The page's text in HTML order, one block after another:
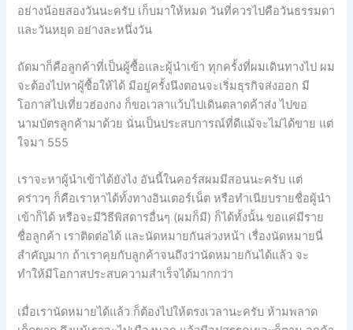
อย่างน้อยสองวันนะครับ เก็บมาให้หมด วันที่ควรไปคือวันธรรมดา
และวันหยุด อย่างละหนึ่งวัน
ถัดมาก็คือลูกค้าที่เป็นผู้ซื้อและผู้นำเข้า ทุกครั้งที่ผมเดินทางไป ผม
จะต้องไปหาผู้ซื้อให้ได้ มีอยู่ครั้งนึงตอนจะเริ่มธุรกิจส่งออก มี
โอกาสไปเที่ยวฮ่องกง ก็ขอเวลาแว้บไปเดินตลาดค้าส่ง ไปขอ
นามบัตรลูกค้ามาด้วย นั่นเป็นประสบการณ์ที่ดีแม้จะไม่ได้ขาย แต่
ใจมา 555
เราจะหาผู้นำเข้าได้ยังไง อันนี้ในคอร์สผมมีสอนนะครับ แต่
คร่าวๆ ก็คือเราหาได้ทั้งทางอินเตอร์เน็ต หรือทำเนียบรายชื่อผู้นำ
เข้าก็ได้ หรือจะมีวิธีพิสดารอื่นๆ (ผมก็มี) ก็ได้ทั้งนั้น ขอแค่มีราย
ชื่อลูกค้า เราติดต่อได้ และนัดหมายกันล่วงหน้า เรื่องนัดหมายนี่
สำคัญมาก ถ้าเราคุยกับลูกค้าจนถึงว่านัดหมายกันได้แล้ว จะ
ทำให้มีโอกาสประสบความสำเร็จได้มากกว่า
เมื่อเรานัดหมายได้แล้ว ก็ต้องไปให้ตรงเวลานะครับ ห้ามพลาด